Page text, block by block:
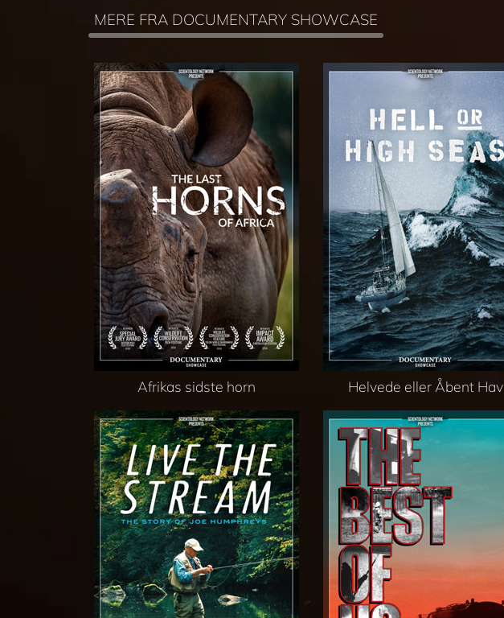
MERE FRA DOCUMENTARY SHOWCASE
Afrikas sidste horn Helvede eller Åbent Hav